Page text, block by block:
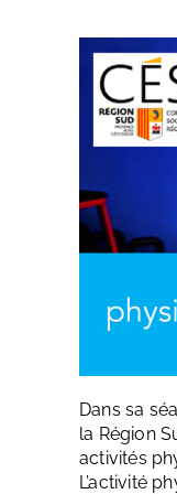
Dans sa
la Région
activités
L’activité